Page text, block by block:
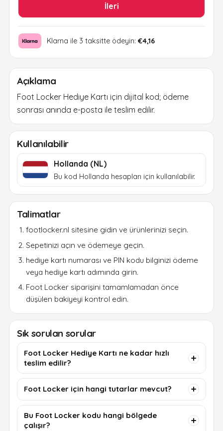
İleri
Klarna ile 3 taksitte ödeyin: €4,16
Açıklama
Foot Locker Hediye Kartı için dijital kod; ödeme
sonrası anında e-posta ile teslim edilir.
Kullanılabilir
Hollanda (NL)
Bu kod Hollanda hesapları için kullanılabilir.
Talimatlar
footlocker.nl sitesine gidin ve ürünlerinizi seçin.
Sepetinizi açın ve ödemeye geçin.
hediye kartı numarası ve PIN kodu bilginizi ödeme
veya hediye kartı adımında girin.
Foot Locker siparişini tamamlamadan önce
düşülen bakiyeyi kontrol edin.
Sık sorulan sorular
Foot Locker Hediye Kartı ne kadar hızlı
teslim edilir?
Foot Locker için hangi tutarlar mevcut?
Bu Foot Locker kodu hangi bölgede
çalışır?